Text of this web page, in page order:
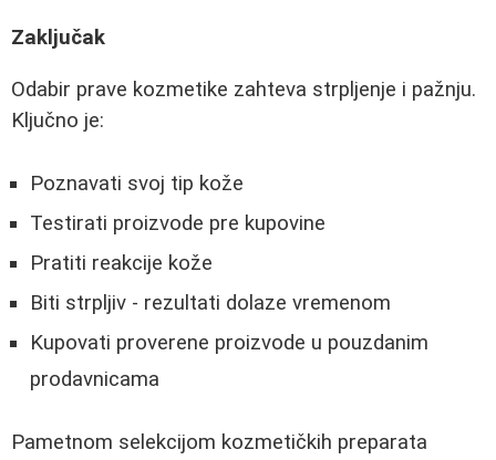
Zaključak
Odabir prave kozmetike zahteva strpljenje i pažnju.
Ključno je:
Poznavati svoj tip kože
Testirati proizvode pre kupovine
Pratiti reakcije kože
Biti strpljiv - rezultati dolaze vremenom
Kupovati proverene proizvode u pouzdanim
prodavnicama
Pametnom selekcijom kozmetičkih preparata